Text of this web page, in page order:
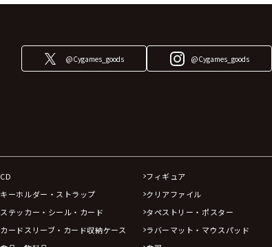
@Cygames_goods @Cygames_goods
CD
フィギュア
キーホルダー・ストラップ
クリアファイル
ステッカー・シール・カード
タペストリー・ポスター
カードスリーブ・カード収納ケース
ラバーマット・マウスパッド